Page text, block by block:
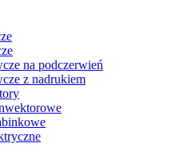
na podczerwień
z nadrukiem